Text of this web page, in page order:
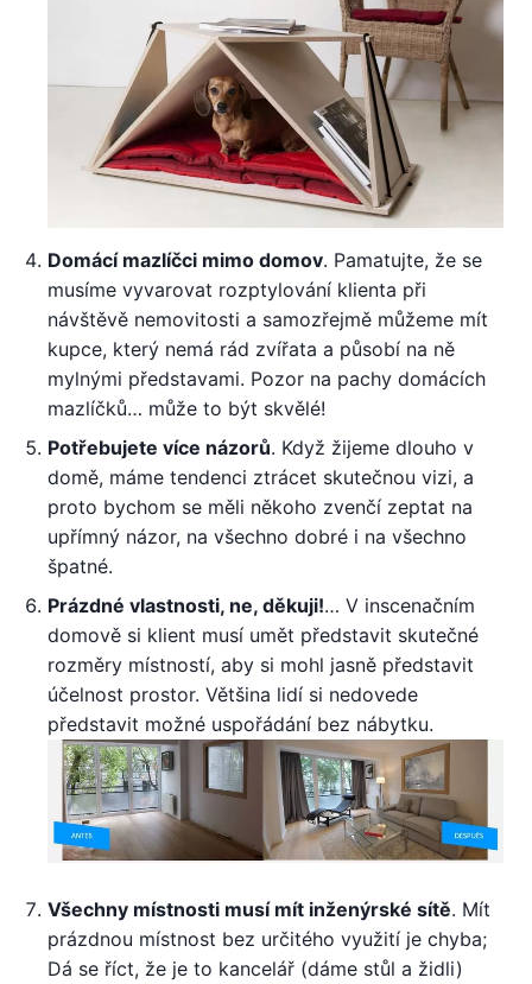
Domácí mazlíčci mimo domov. Pamatujte, že se
musíme vyvarovat rozptylování klienta při
návštěvě nemovitosti a samozřejmě můžeme mít
kupce, který nemá rád zvířata a působí na ně
mylnými představami. Pozor na pachy domácích
mazlíčků… může to být skvělé!
Potřebujete více názorů. Když žijeme dlouho v
domě, máme tendenci ztrácet skutečnou vizi, a
proto bychom se měli někoho zvenčí zeptat na
upřímný názor, na všechno dobré i na všechno
špatné.
Prázdné vlastnosti, ne, děkuji!… V inscenačním
domově si klient musí umět představit skutečné
rozměry místností, aby si mohl jasně představit
účelnost prostor. Většina lidí si nedovede
představit možné uspořádání bez nábytku.
Všechny místnosti musí mít inženýrské sítě. Mít
prázdnou místnost bez určitého využití je chyba;
Dá se říct, že je to kancelář (dáme stůl a židli)